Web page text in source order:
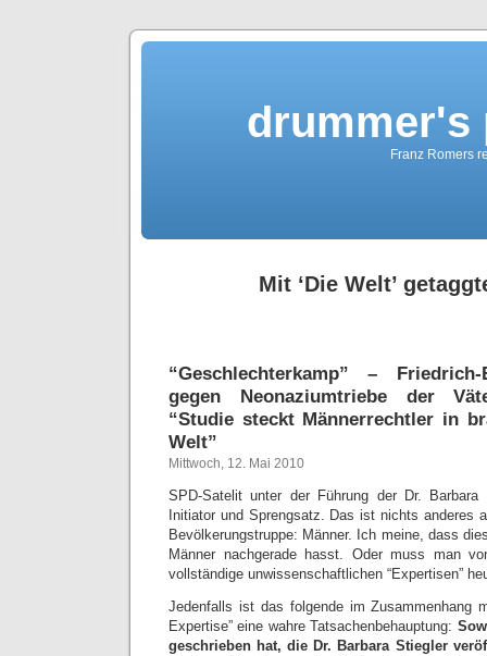
drummer's
Franz Romers
Mit ‘Die Welt’
“Geschlechterkamp” –
gegen Neonaziumtriebe der
“Studie steckt Männerrechtler in
Welt”
Mittwoch, 12. Mai 2010
SPD-Satelit unter der Führung der Dr.
Initiator und Sprengsatz. Das ist nichts anderes
Bevölkerungstruppe: Männer. Ich meine, dass
Männer nachgerade hasst. Oder muss man
vollständige unwissenschaftlichen “Expertisen”
Jedenfalls ist das folgende im Zusammenhang
Expertise” eine wahre Tatsachenbehauptung:
geschrieben hat, die Dr. Barbara Stiegler